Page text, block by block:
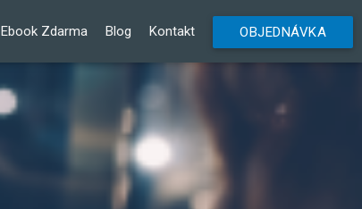
Ebook Zdarma Blog Kontakt OBJEDNÁVKA